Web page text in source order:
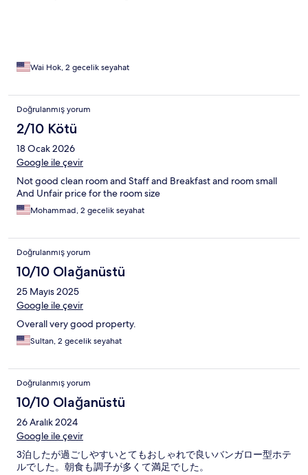
Wai Hok, 2 gecelik seyahat
Doğrulanmış yorum
2/10 Kötü
18 Ocak 2026
Google ile çevir
Not good clean room and Staff and Breakfast and room small
And Unfair price for the room size
Mohammad, 2 gecelik seyahat
Doğrulanmış yorum
10/10 Olağanüstü
25 Mayıs 2025
Google ile çevir
Overall very good property.
Sultan, 2 gecelik seyahat
Doğrulanmış yorum
10/10 Olağanüstü
26 Aralık 2024
Google ile çevir
3泊したが過ごしやすいとてもおしゃれで良いバンガロー型ホテ
ルでした。朝食も調子が多くて満足でした。